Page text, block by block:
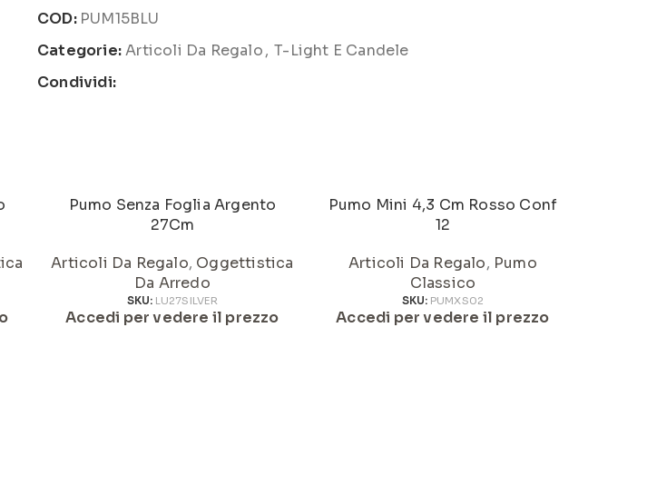
COD: PUM15BLU
Categorie: Articoli Da Regalo, T-Light E Candele
Condividi:
Pumo Senza Foglia Argento
27Cm
Articoli Da Regalo, Oggettistica
Da Arredo
SKU: LU27SILVER
Accedi per vedere il prezzo
Pumo Mini 4,3 Cm Rosso Conf
12
Articoli Da Regalo, Pumo
Classico
SKU: PUMXS02
Accedi per vedere il prezzo